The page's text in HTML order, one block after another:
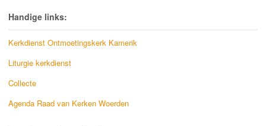
Handige links:
Kerkdienst Ontmoetingskerk Kamerik
Liturgie kerkdienst
Collecte
Agenda Raad van Kerken Woerden